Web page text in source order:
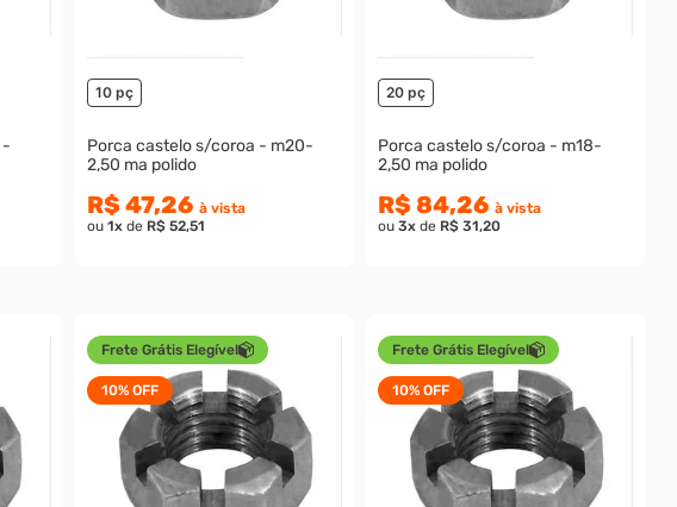
10 pç
Porca castelo s/coroa - m20-
2,50 ma polido
R$ 47,26 à vista
ou 1x de R$ 52,51
20 pç
Porca castelo s/coroa - m18-
2,50 ma polido
R$ 84,26 à vista
ou 3x de R$ 31,20
Frete Grátis Elegível
10% OFF
Frete Grátis Elegível
10% OFF